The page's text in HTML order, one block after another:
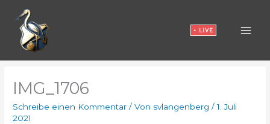
Inhalt
springen
• LIVE
IMG_1706
Schreibe einen Kommentar / Von svlangenberg/1. Juli
2021